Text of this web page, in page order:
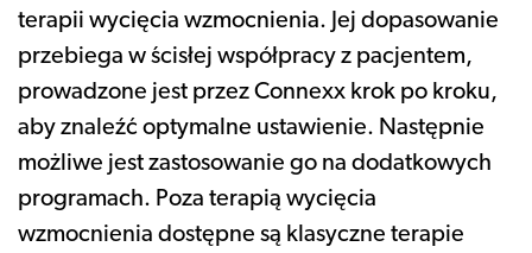
terapii wycięcia wzmocnienia. Jej dopasowanie
przebiega w ścisłej współpracy z pacjentem,
prowadzone jest przez Connexx krok po kroku,
aby znaleźć optymalne ustawienie. Następnie
możliwe jest zastosowanie go na dodatkowych
programach. Poza terapią wycięcia
wzmocnienia dostępne są klasyczne terapie